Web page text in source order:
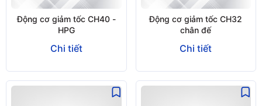
Động cơ giảm tốc CH40 -
HPG
Chi tiết
Động cơ giảm tốc CH32
chân đế
Chi tiết